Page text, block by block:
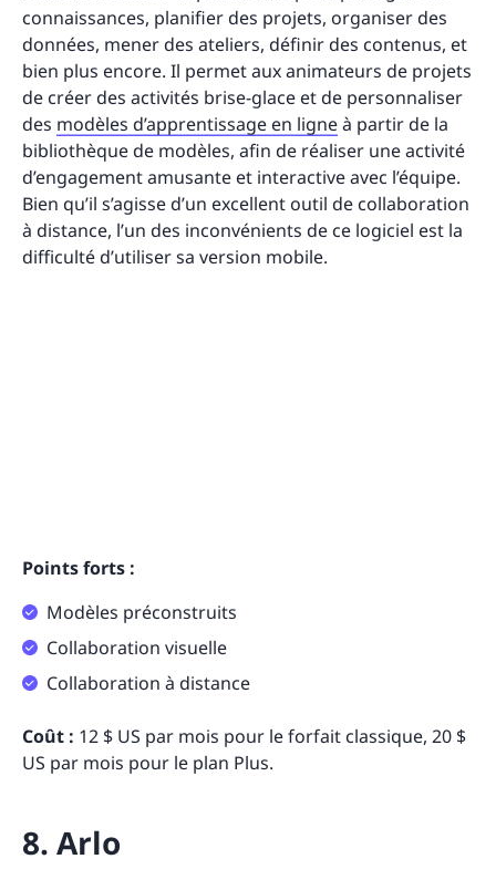
connaissances, planifier des projets, organiser des
données, mener des ateliers, définir des contenus, et
bien plus encore. Il permet aux animateurs de projets
de créer des activités brise-glace et de personnaliser
des modèles d’apprentissage en ligneà partir de la
bibliothèque de modèles, afin de réaliser une activité
d’engagement amusante et interactive avec l’équipe.
Bien qu’il s’agisse d’un excellent outil de collaboration
à distance, l’un des inconvénients de ce logiciel est la
difficulté d’utiliser sa version mobile.
Points forts :
Modèles préconstruits
Collaboration visuelle
Collaboration à distance
Coût : 12 $ US par mois pour le forfait classique, 20 $
US par mois pour le plan Plus.
8. Arlo